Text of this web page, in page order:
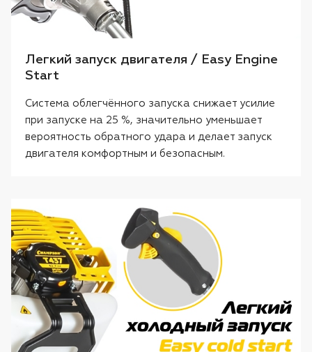
Легкий запуск двигателя / Easy Engine
Start
Система облегчённого запуска снижает усилие
при запуске на 25 %, значительно уменьшает
вероятность обратного удара и делает запуск
двигателя комфортным и безопасным.